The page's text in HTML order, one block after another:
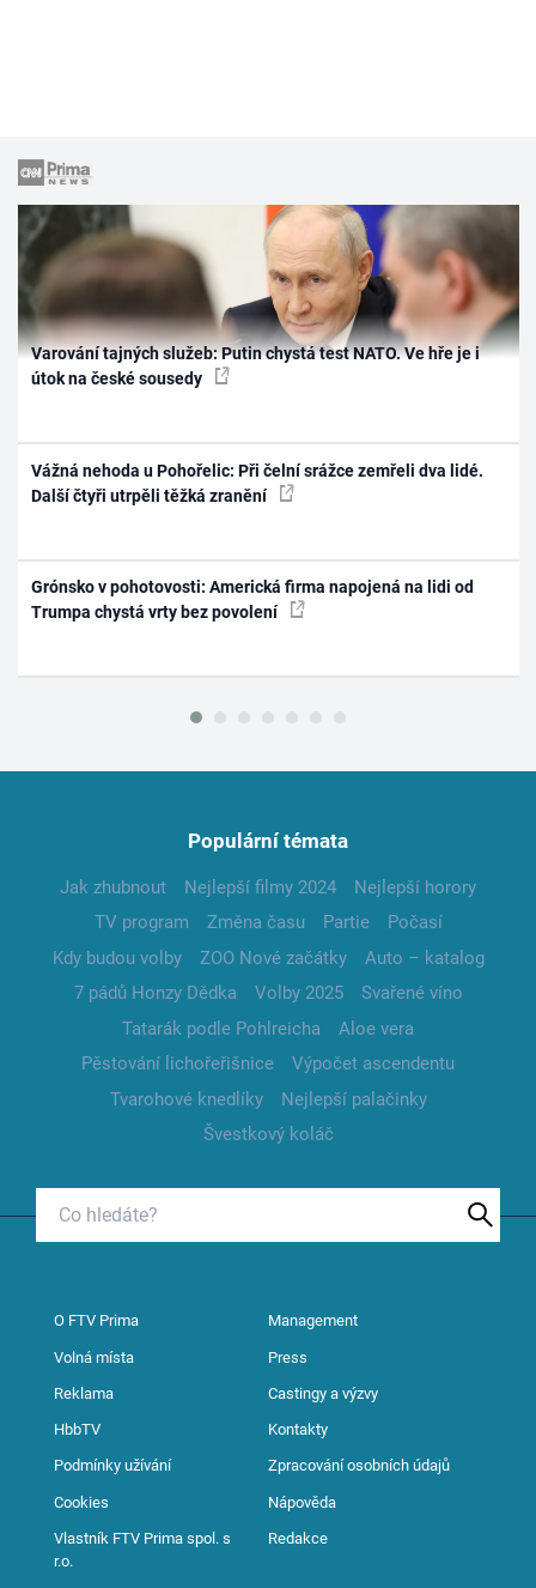
Varování tajných služeb: Putin chystá test NATO. Ve hře je i
útok na české sousedy
Vážná nehoda u Pohořelic: Při čelní srážce zemřeli dva lidé.
Další čtyři utrpěli těžká zranění
Grónsko v pohotovosti: Americká firma napojená na lidi od
Trumpa chystá vrty bez povolení
Populární témata
Jak zhubnout Nejlepší filmy 2024
Nejlepší horory
TV program
Změna času Partie
Počasí
Kdy budou volby
ZOO Nové začátky
Auto – katalog
7 pádů Honzy Dědka
Volby 2025
Svařené víno
Tatarák podle Pohlreicha
Aloe vera
Pěstování lichořeřišnice
Výpočet ascendentu
Tvarohové knedlíky
Nejlepší palačinky
Švestkový koláč
O FTV Prima Management
Volná místa Press
Reklama Castingy a výzvy
HbbTV Kontakty
Podmínky užívání Zpracování osobních údajů
Cookies Nápověda
Vlastník FTV Prima spol. s
r.o.
Redakce